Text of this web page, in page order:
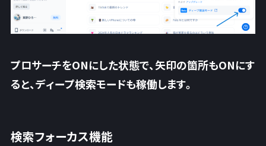
プロサーチをONにした状態で、矢印の箇所もONにす
ると、ディープ検索モードも稼働します。
検索フォーカス機能